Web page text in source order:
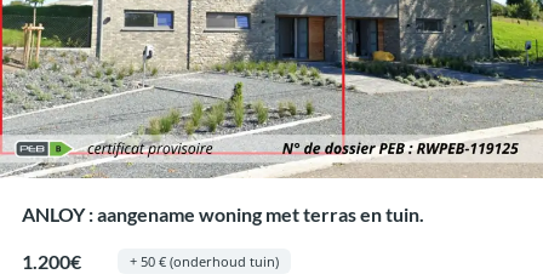
ANLOY : aangename woning met terras en tuin.
1.200€ + 50 € (onderhoud tuin)